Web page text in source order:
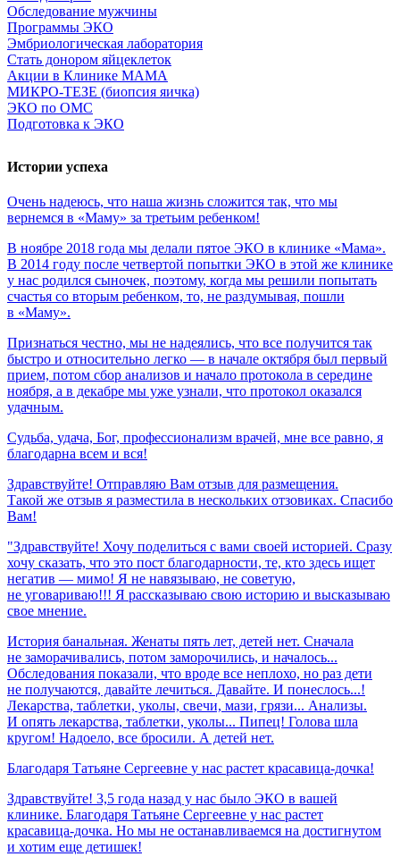
Обследование мужчины
Программы ЭКО
Эмбриологическая лаборатория
Стать донором яйцеклеток
Акции в Клинике МАМА
МИКРО-ТЕЗЕ (биопсия яичка)
ЭКО по ОМС
Подготовка к ЭКО
Истории успеха
Очень надеюсь, что наша жизнь сложится так, что мы
вернемся в «Маму» за третьим ребенком!
В ноябре 2018 года мы делали пятое ЭКО в клинике «Мама».
В 2014 году после четвертой попытки ЭКО в этой же клинике
у нас родился сыночек, поэтому, когда мы решили попытать
счастья со вторым ребенком, то, не раздумывая, пошли
в «Маму».
Признаться честно, мы не надеялись, что все получится так
быстро и относительно легко — в начале октября был первый
прием, потом сбор анализов и начало протокола в середине
ноября, а в декабре мы уже узнали, что протокол оказался
удачным.
Судьба, удача, Бог, профессионализм врачей, мне все равно, я
благодарна всем и вся!
Здравствуйте! Отправляю Вам отзыв для размещения.
Такой же отзыв я разместила в нескольких отзовиках. Спасибо
Вам!
"Здравствуйте! Хочу поделиться с вами своей историей. Сразу
хочу сказать, что это пост благодарности, те, кто здесь ищет
негатив — мимо! Я не навязываю, не советую,
не уговариваю!!! Я рассказываю свою историю и высказываю
свое мнение.
История банальная. Женаты пять лет, детей нет. Сначала
не заморачивались, потом заморочились, и началось...
Обследования показали, что вроде все неплохо, но раз дети
не получаются, давайте лечиться. Давайте. И понеслось...!
Лекарства, таблетки, уколы, свечи, мази, грязи... Анализы.
И опять лекарства, таблетки, уколы... Пипец! Голова шла
кругом! Надоело, все бросили. А детей нет.
Благодаря Татьяне Сергеевне у нас растет красавица-дочка!
Здравствуйте! 3,5 года назад у нас было ЭКО в вашей
клинике. Благодаря Татьяне Сергеевне у нас растет
красавица-дочка. Но мы не останавливаемся на достигнутом
и хотим еще детишек!